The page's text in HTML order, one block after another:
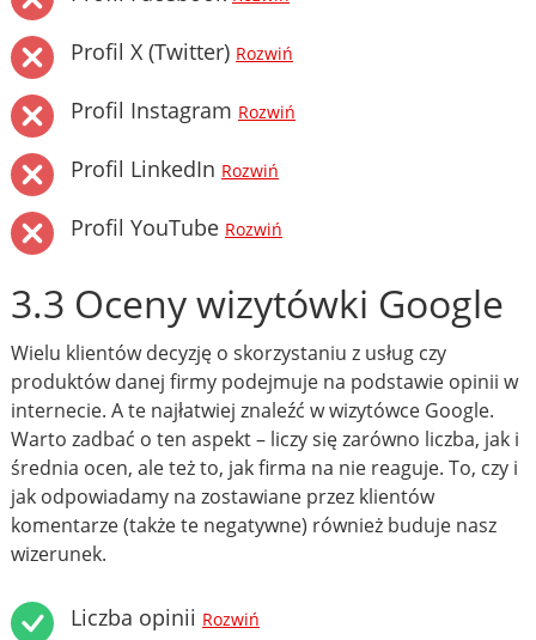
Profil X (Twitter) Rozwiń
Profil Instagram Rozwiń
Profil LinkedIn Rozwiń
Profil YouTube Rozwiń
3.3 Oceny wizytówki Google
Wielu klientów decyzję o skorzystaniu z usług czy
produktów danej firmy podejmuje na podstawie opinii w
internecie. A te najłatwiej znaleźć w wizytówce Google.
Warto zadbać o ten aspekt – liczy się zarówno liczba, jak i
średnia ocen, ale też to, jak firma na nie reaguje. To, czy i
jak odpowiadamy na zostawiane przez klientów
komentarze (także te negatywne) również buduje nasz
wizerunek.
Liczba opinii Rozwiń